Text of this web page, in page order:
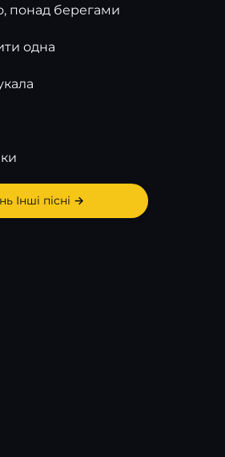
понад берегами
одна
Інші пісні →